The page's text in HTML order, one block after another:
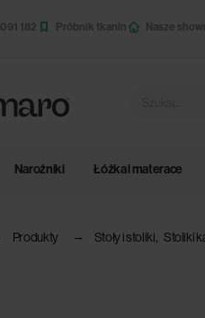
182 Próbnik tkanin Nasze
Narożniki Łóżka i materace
Produkty Stoły i stoliki Stoliki